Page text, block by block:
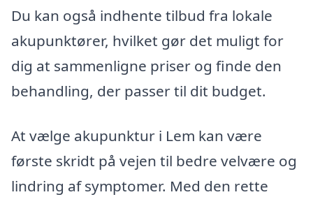
Du kan også indhente tilbud fra lokale
akupunktører, hvilket gør det muligt for
dig at sammenligne priser og finde den
behandling, der passer til dit budget.
At vælge akupunktur i Lem kan være
første skridt på vejen til bedre velvære og
lindring af symptomer. Med den rette